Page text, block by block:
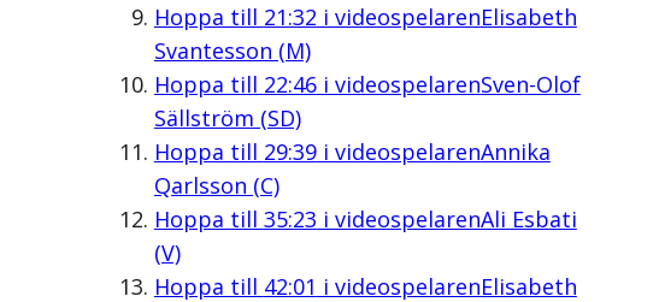
Hoppa till 21:32 i videospelarenElisabeth
Svantesson (M)
Hoppa till 22:46i videospelarenSven-Olof
Sällström (SD)
Hoppa till 29:39i videospelarenAnnika
Qarlsson (C)
Hoppa till 35:23 i videospelarenAli Esbati
(V)
Hoppa till 42:01 i videospelarenElisabeth